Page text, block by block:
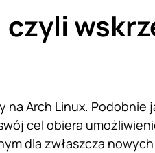
czyli
na Arch Linux. Podobnie
cel obiera
dla zwłaszcza